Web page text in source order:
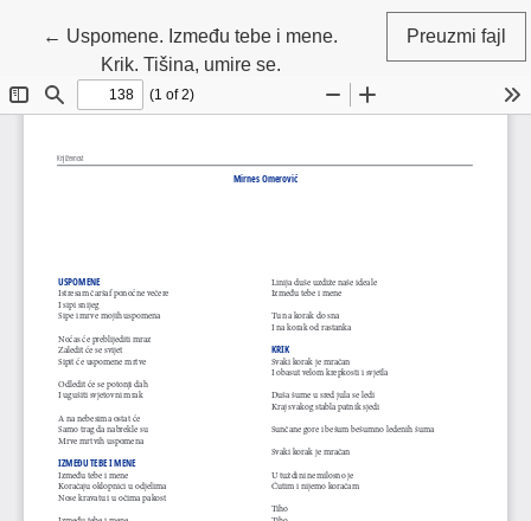
← Povratak na detalje članka
Uspomene. Između tebe i mene.
Krik. Tišina, umire se.
Preuzmi fajl